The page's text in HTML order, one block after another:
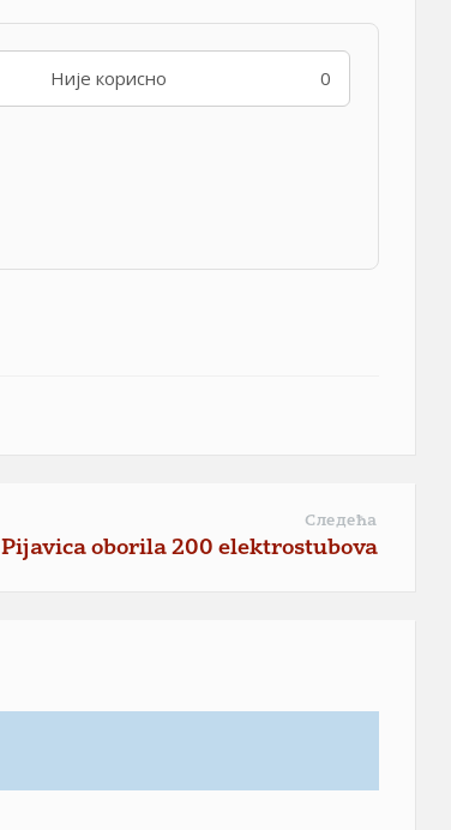
Није корисно 0
Следећа
Pijavica oborila 200 elektrostubova